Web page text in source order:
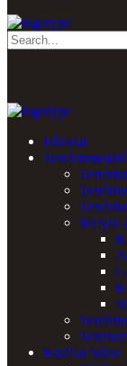
Főoldal
Terráriumokról
Melyik
Kisállat bútor